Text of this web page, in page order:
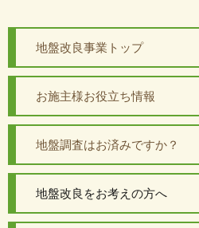
地盤改良事業トップ
お施主様お役立ち情報
地盤調査はお済みですか？
地盤改良をお考えの方へ